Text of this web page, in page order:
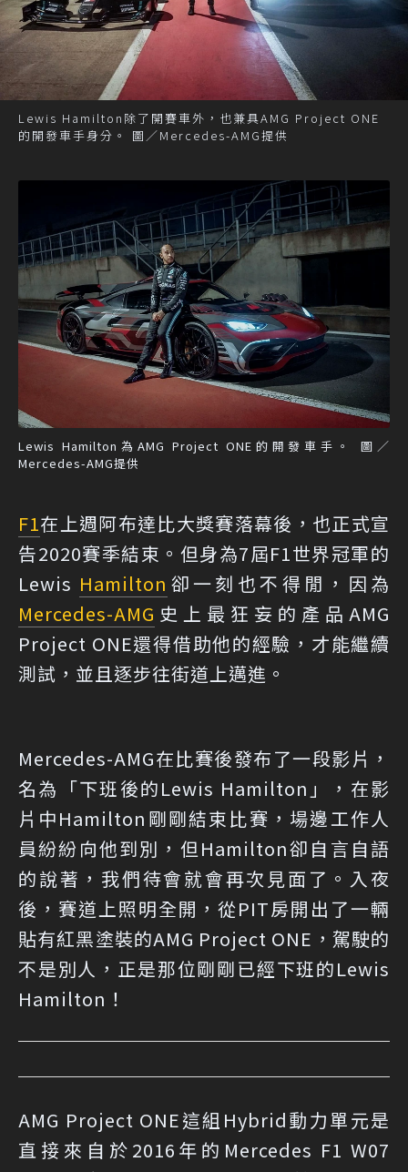
Lewis Hamilton除了開賽車外，也兼具AMG Project ONE
的開發車手身分。 圖／Mercedes-AMG提供
Lewis Hamilton為AMG Project ONE的開發車手。 圖／
Mercedes-AMG提供
F1在上週阿布達比大獎賽落幕後，也正式宣
告2020賽季結束。但身為7屆F1世界冠軍的
Lewis Hamilton 卻一刻也不得閒，因為
Mercedes-AMG 史上最狂妄的產品AMG
Project ONE還得借助他的經驗，才能繼續
測試，並且逐步往街道上邁進。
Mercedes-AMG在比賽後發布了一段影片，
名為「下班後的Lewis Hamilton」，在影
片中Hamilton剛剛結束比賽，場邊工作人
員紛紛向他到別，但Hamilton卻自言自語
的說著，我們待會就會再次見面了。入夜
後，賽道上照明全開，從PIT房開出了一輛
貼有紅黑塗裝的AMG Project ONE，駕駛的
不是別人，正是那位剛剛已經下班的Lewis
Hamilton！
AMG Project ONE這組Hybrid動力單元是
直接來自於2016年的Mercedes F1 W07